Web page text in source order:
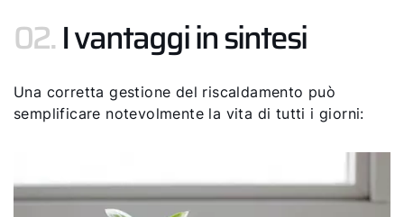
02.I vantaggi in sintesi
Una corretta gestione del riscaldamento può
semplificare notevolmente la vita di tutti i giorni: